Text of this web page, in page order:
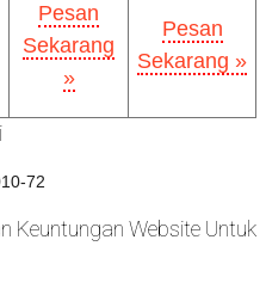
Pesan
Sekarang
»
Pesan
Sekarang »
72
Keuntungan Website Untuk